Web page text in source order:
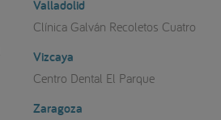
Valladolid
Clínica Galván Recoletos Cuatro
Vizcaya
Centro Dental El Parque
Zaragoza